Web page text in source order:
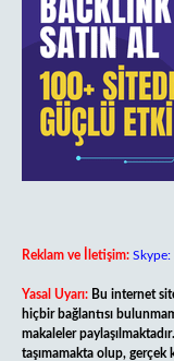
Reklam ve İletişim:
Yasal Uyarı: Bu internet
hiçbir bağlantısı
makaleler
taşımamakta olup, gerçek